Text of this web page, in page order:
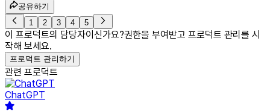
공유하기
1
2 3 4 5
이 프로덕트의 담당자이신가요?권한을 부여받고 프로덕트 관리를 시
작해 보세요.
프로덕트 관리하기
관련 프로덕트
ChatGPT